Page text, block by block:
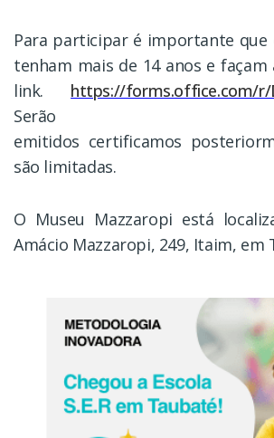
Para participar é importante que
tenham mais de 14 anos e façam
link. https://forms.office.com/r/
Serão
emitidos certificamos
são limitadas.
O Museu Mazzaropi está
Amácio Mazzaropi, 249, Itaim, em